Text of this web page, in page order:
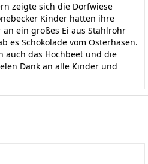
zeigte sich die Dorfwiese
Kinder hatten ihre
ein großes Ei aus Stahlrohr
es Schokolade vom Osterhasen.
auch das Hochbeet und die
Dank an alle Kinder und